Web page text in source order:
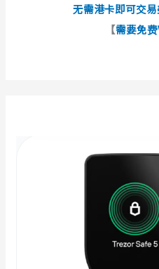
无需港卡即可交易
【需要免